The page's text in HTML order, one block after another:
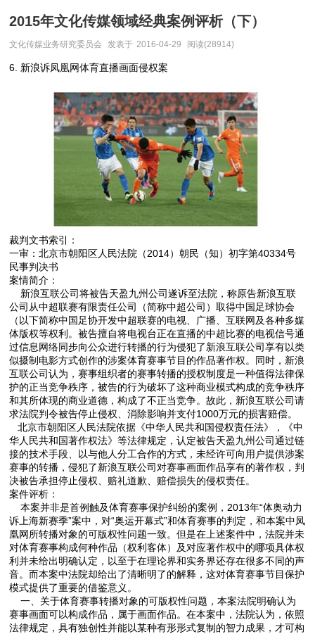
2015年文化传媒领域经典案例评析（下）
文化传媒业务研究委员会 发表于 2016-04-29 阅读(28914)
6. 新浪诉凤凰网体育直播画面侵权案
裁判文书索引：
一审：北京市朝阳区人民法院（2014）朝民（知）初字第40334号
民事判决书
案情简介：
新浪互联公司将被告天盈九州公司遂诉至法院，称原告新浪互联
公司从中超联赛有限责任公司（简称中超公司）取得中国足球协会
（以下简称中国足协开发中超联赛的电视、广播、互联网及各种多媒
体版权等权利。被告擅自将电视台正在直播的中超比赛的电视信号通
过信息网络同步向公众进行转播的行为侵犯了新浪互联公司享有以类
似摄制电影方式创作的涉案体育赛事节目的作品著作权。同时，新浪
互联公司认为，赛事组织者的赛事转播的授权制度是一种值得法律保
护的正当竞争秩序，被告的行为破坏了这种商业模式构成的竞争秩序
和其所体现的商业道德，构成了不正当竞争。故此，新浪互联公司请
求法院判令被告停止侵权、消除影响并支付1000万元的损害赔偿。
北京市朝阳区人民法院依据《中华人民共和国侵权责任法》，《中
华人民共和国著作权法》等法律规定，认定被告天盈九州公司通过链
接的技术手段、以与他人分工合作的方式，未经许可向用户提供涉案
赛事的转播，侵犯了新浪互联公司对赛事画面作品享有的著作权，判
决被告承担停止侵权、赔礼道歉、赔偿损失的侵权责任。
案件评析：
本案并非是首例触及体育赛事保护纠纷的案例，2013年“体奥动力
诉上海新赛季”案中，对“奥运开幕式”和体育赛事的判定，和本案中凤
凰网所转播对象的可版权性问题一致。但是在上述案件中，法院并未
对体育赛事构成何种作品（权利客体）及对应著作权中的哪项具体权
利并未给出明确认定，以至于在理论界和实务界还存在很多不同的声
音。而本案中法院却给出了清晰明了的解释，这对体育赛事节目保护
模式提供了重要的借鉴意义。
一、关于体育赛事转播对象的可版权性问题，本案法院明确认为
赛事画面可以构成作品，属于画面作品。在本案中，法院认为，依照
法律规定，具有独创性并能以某种有形形式复制的智力成果，才可构